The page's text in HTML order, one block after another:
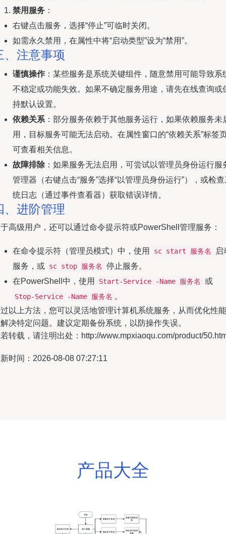
禁用服务 ：
右键点击服务，选择“停止”可临时关闭。
如需永久禁用，在属性中将“启动类型”设为“禁用”。
、注意事项
谨慎操作 ：某些服务是系统关键组件，随意禁用可能导致系
不稳定或功能失效。如果不确定服务用途，请先在线查询或
持默认设置。
依赖关系 ：部分服务依赖于其他服务运行，如果依赖服务未
用，目标服务可能无法启动。在属性窗口的“依赖关系”标签
可查看相关信息。
故障排除 ：如果服务无法启用，可尝试以管理员身份运行服
管理器（右键点击“服务”选择“以管理员身份运行”），或检
统日志（通过事件查看器）获取错误详情。
、进阶管理
高级用户，还可以通过命令提示符或PowerShell管理服务：
在命令提示符（管理员模式）中，使用 sc start 服务名
启
服务，或 sc stop 服务名
停止服务。
在PowerShell中，使用
Start-Service -Name 服务名 或
Stop-Service -Name 服务名 。
以上方法，您可以灵活地管理计算机系统服务，从而优化性能
决特定问题。建议定期备份系统，以防操作失误。
转载，请注明出处：http://www.mpxiaoqu.com/product/
时间：2026-08-08 07:27:11
产品大全